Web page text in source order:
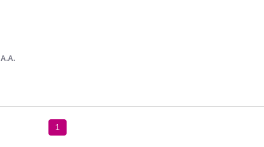
A.A.
1